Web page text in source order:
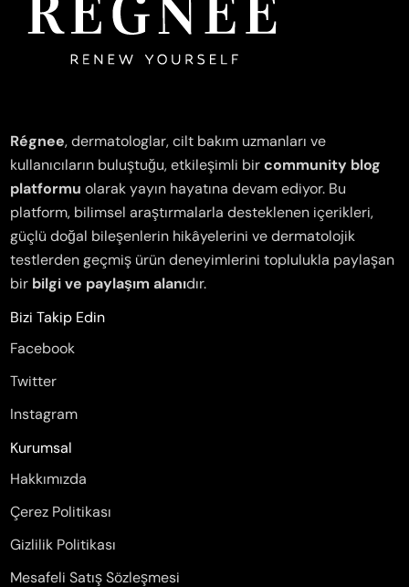
Régnee, dermatologlar, cilt bakım uzmanları ve
kullanıcıların buluştuğu, etkileşimli bircommunity blog
platformu olarak yayın hayatına devam ediyor. Bu
platform, bilimsel araştırmalarla desteklenen içerikleri,
güçlü doğal bileşenlerin hikâyelerini ve dermatolojik
testlerden geçmiş ürün deneyimlerini toplulukla paylaşan
bir bilgi ve paylaşım alanıdır.
Bizi Takip Edin
Facebook
Twitter
Instagram
Kurumsal
Hakkımızda
Çerez Politikası
Gizlilik Politikası
Mesafeli Satış Sözleşmesi